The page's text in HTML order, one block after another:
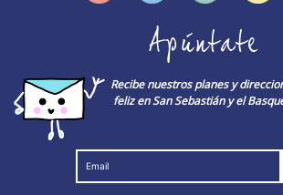
Apúntate
Recibe nuestros planes y
feliz en San Sebastián y el